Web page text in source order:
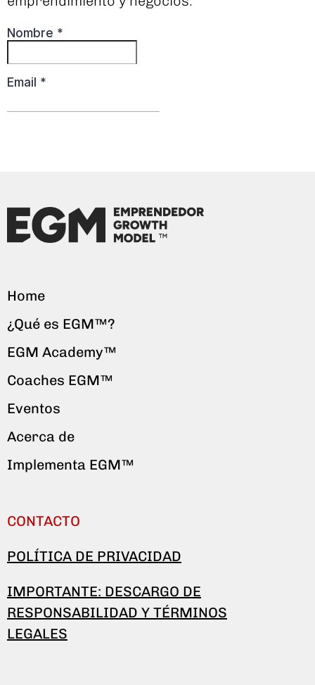
CONTACTO
POLÍTICA DE PRIVACIDAD
IMPORTANTE: DESCARGO DE
RESPONSABILIDAD Y TÉRMINOS
LEGALES
Home
¿Qué es EGM™?
EGM Academy™
Coaches EGM™
Eventos
Acerca de
Implementa EGM™